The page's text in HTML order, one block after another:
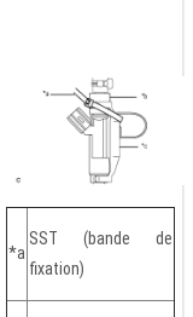
*a
SST (bande de
fixation)